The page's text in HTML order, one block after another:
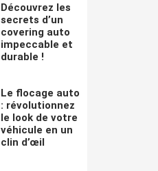
Découvrez les
secrets d’un
covering auto
impeccable et
durable !
Le flocage auto
: révolutionnez
le look de votre
véhicule en un
clin d’œil